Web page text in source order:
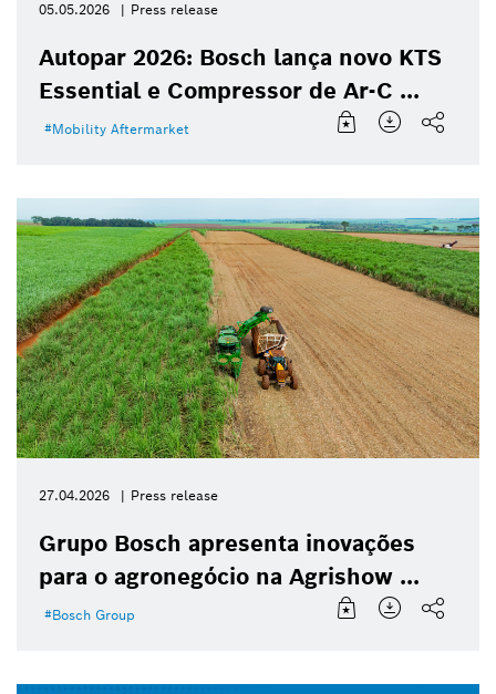
05.05.2026 Press release
Autopar 2026: Bosch lança novo KTS
Essential e Compressor de Ar-C ...
Mobility Aftermarket
27.04.2026 Press release
Grupo Bosch apresenta inovações
para o agronegócio na Agrishow ...
Bosch Group